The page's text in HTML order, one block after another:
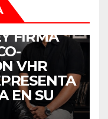
FIRMA
VHR
EN SU